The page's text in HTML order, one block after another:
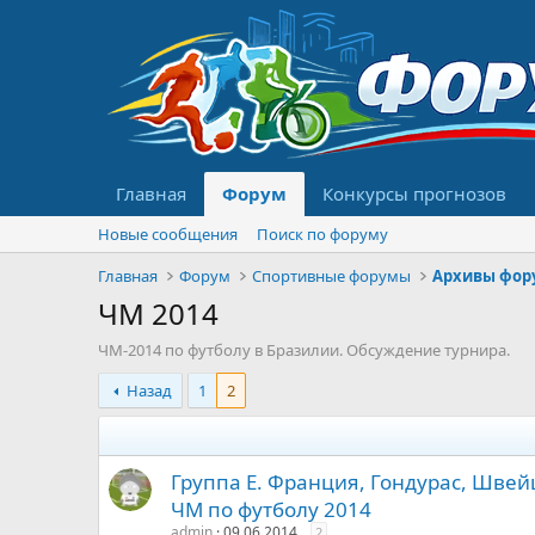
Главная Форум Конкурсы прогнозов
Новые сообщения
Поиск по форуму
Главная
Форум Спортивные форумы Архивы
ЧМ 2014
ЧМ-2014 по футболу в Бразилии. Обсуждение турнира.
Назад
1 2
Группа E. Франция, Гондурас,
ЧМ по футболу 2014